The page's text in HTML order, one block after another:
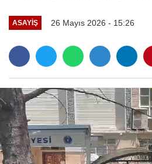
ASAYIŞ 26 Mayıs 2026 - 15:26